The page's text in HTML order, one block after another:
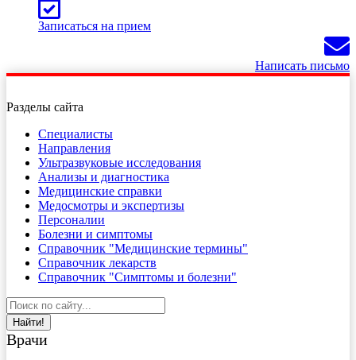
Записаться на прием
Написать письмо
Разделы сайта
Специалисты
Направления
Ультразвуковые исследования
Анализы и диагностика
Медицинские справки
Медосмотры и экспертизы
Персоналии
Болезни и симптомы
Справочник "Медицинские термины"
Справочник лекарств
Справочник "Симптомы и болезни"
Найти!
Врачи